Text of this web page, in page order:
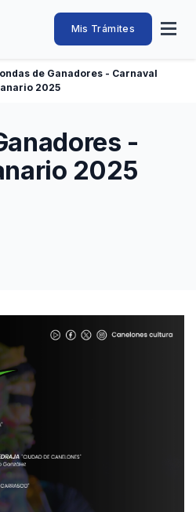
Intendencia
de
Canelones
Abrir
Mis Trámites
de Ganadores - Carnaval
2025
-
2025